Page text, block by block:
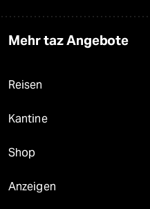
Mehr taz Angebote
Reisen
Kantine
Shop
Anzeigen